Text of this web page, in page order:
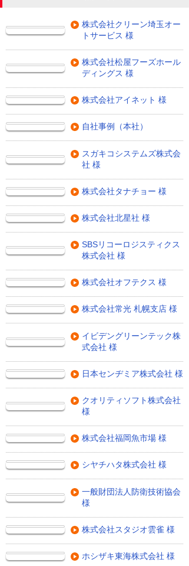
株式会社クリーン埼玉オー
トサービス 様
株式会社松屋フーズホール
ディングス 様
株式会社アイネット 様
自社事例（本社）
スガキコシステムズ株式会
社 様
株式会社タナチョー 様
株式会社北星社 様
SBSリコーロジスティクス
株式会社 様
株式会社オフテクス 様
株式会社常光 札幌支店 様
イビデングリーンテック株
式会社 様
日本センヂミア株式会社 様
クオリティソフト株式会社
様
株式会社福岡魚市場 様
シヤチハタ株式会社 様
一般財団法人防衛技術協会
様
株式会社スタジオ雲雀 様
ホシザキ東海株式会社 様